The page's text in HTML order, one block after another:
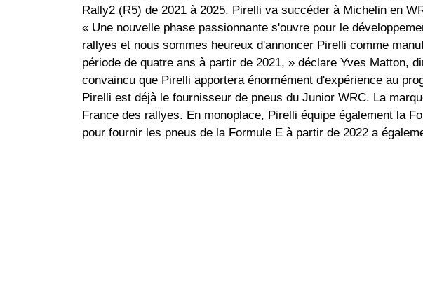
Rally2 (R5) de 2021 à 2025. Pirelli va succéder à Michelin en
« Une nouvelle phase passionnante s'ouvre pour le
rallyes et nous sommes heureux d'annoncer Pirelli comme
période de quatre ans à partir de 2021, » déclare Yves Matton,
convaincu que Pirelli apportera énormément d'expérience au
Pirelli est déjà le fournisseur de pneus du Junior WRC. La
France des rallyes. En monoplace, Pirelli équipe également la
pour fournir les pneus de la Formule E à partir de 2022 a